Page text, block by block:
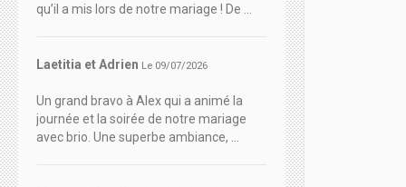
qu’il a mis lors de notre mariage ! De ...
Laetitia et Adrien Le 09/07/2026
Un grand bravo à Alex qui a animé la
journée et la soirée de notre mariage
avec brio. Une superbe ambiance, ...